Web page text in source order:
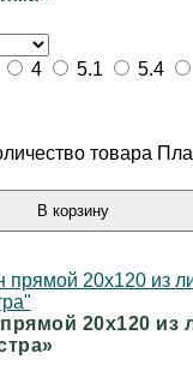
4 5.1 5.4
товара
В корзину
20х120 из